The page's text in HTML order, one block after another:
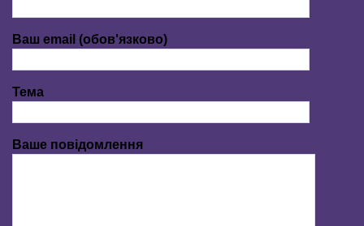
Ваш email (обов'язково)
Тема
Ваше повідомлення